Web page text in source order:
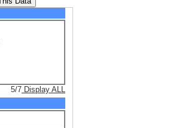
5/7 Display ALL